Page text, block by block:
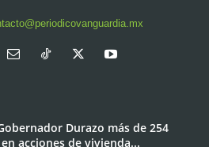
Durazo más de 254
acciones de vivienda...